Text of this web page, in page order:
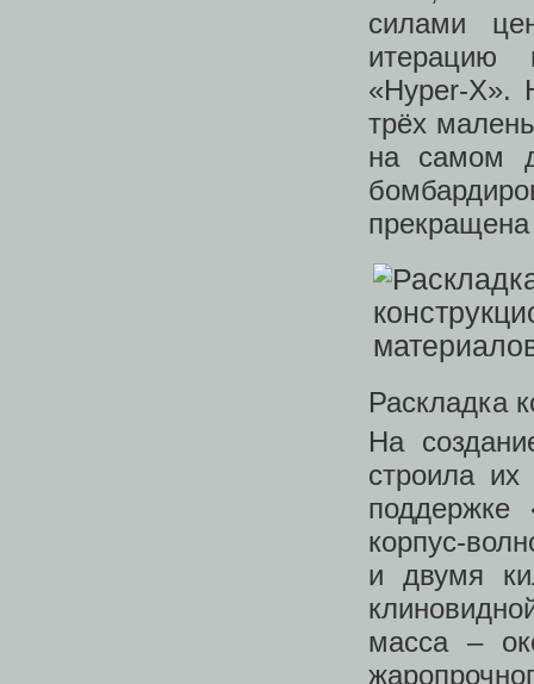
силами
итерацию
«Hyper-X».
трёх
на самом
Раскладка
На
строила
корпус-
и двумя
масса –